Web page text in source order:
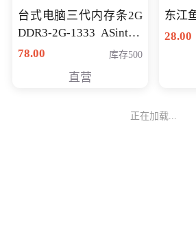
台式电脑三代内存条2G
DDR3-2G-1333 ASint昱
联品牌
78.00 库存500
直营
东江
28.00
正在加载...